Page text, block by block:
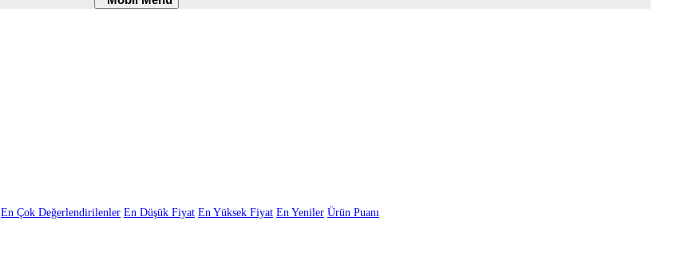
Menü
En Çok Değerlendirilenler En Düşük Fiyat En Yüksek Fiyat En Yeniler Ürün Puanı